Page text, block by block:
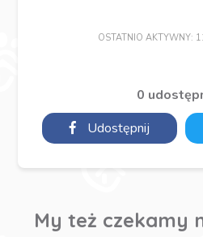
OSTATNIO AKTYWNY:
0
Udostępnij
My też czekamy